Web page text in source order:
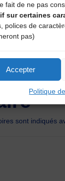
fait de ne pas
sur certaines
polices de
pas)
Accepter
Politique
Mucem
sont indiqués